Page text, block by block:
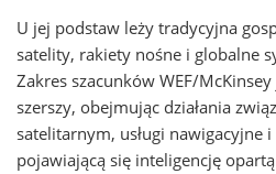
U jej podstaw leży tradycyjna
satelity, rakiety nośne i globalne
Zakres szacunków WEF/
szerszy, obejmując działania
satelitarnym, usługi nawigacyjne
pojawiającą się inteligencję